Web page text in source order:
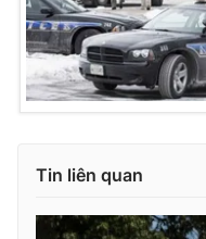
Tin liên quan